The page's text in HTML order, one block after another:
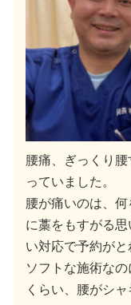
腰痛、ぎっくり
っていました。
腰が痛いのは、
に藁をもすがる
い対応で予約がと
ソフトな施術な
くらい、腰がシ